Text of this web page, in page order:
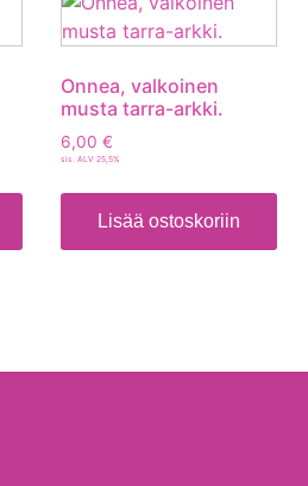
Onnea, valkoinen
musta tarra-arkki.
6,00 €
sis. ALV 25,5%
Lisää ostoskoriin